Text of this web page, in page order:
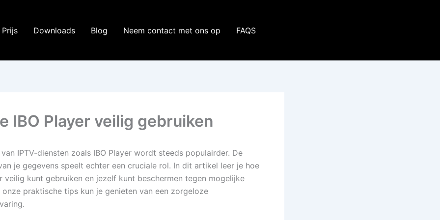
Prijs Downloads Blog Neem contact met ons op FAQS
IBO Player veilig gebruiken
IPTV-diensten zoals IBO Player wordt steeds populairder. De
je gegevens speelt echter een cruciale rol. In dit artikel leer je hoe
veilig kunt gebruiken en jezelf kunt beschermen tegen mogelijke
praktische tips kun je genieten van een zorgeloze